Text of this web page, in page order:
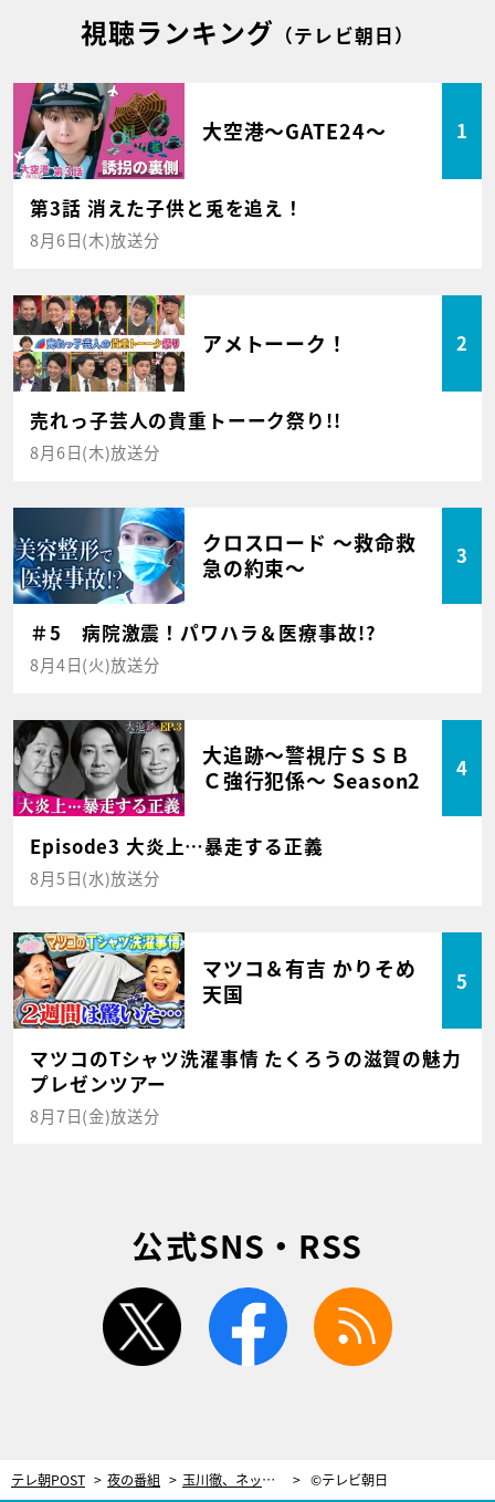
視聴ランキング （テレビ朝日）
大空港～GATE24～ 1
第3話 消えた子供と兎を追え！
8月6日(木)放送分
アメトーーク！ 2
売れっ子芸人の貴重トーーク祭り!!
8月6日(木)放送分
クロスロード ～救命救
急の約束～
3
＃5 病院激震！パワハラ＆医療事故!?
8月4日(火)放送分
大追跡～警視庁ＳＳＢ
Ｃ強行犯係～ Season2
4
Episode3 大炎上…暴走する正義
8月5日(水)放送分
マツコ＆有吉 かりそめ
天国
5
マツコのTシャツ洗濯事情 たくろうの滋賀の魅力
プレゼンツアー
8月7日(金)放送分
公式SNS・RSS
twitter facebook
テレ朝POST 夜の番組 玉川徹、ネット上での自身の評判に言及「なんで皆、あんなに悪口言うのかなぁ！」 ©テレビ朝日